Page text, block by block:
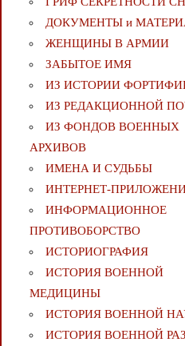
ДОКУМЕНТЫ и
ЖЕНЩИНЫ В АРМИИ
ЗАБЫТОЕ ИМЯ
ИЗ ИСТОРИИ
ИЗ РЕДАКЦИОННОЙ
ИЗ ФОНДОВ ВОЕННЫХ
АРХИВОВ
ИМЕНА И СУДЬБЫ
ИНТЕРНЕТ-
ИНФОРМАЦИОННОЕ
ПРОТИВОБОРСТВО
ИСТОРИОГРАФИЯ
ИСТОРИЯ ВОЕННОЙ
МЕДИЦИНЫ
ИСТОРИЯ ВОЕННОЙ
ИСТОРИЯ ВОЕННОЙ